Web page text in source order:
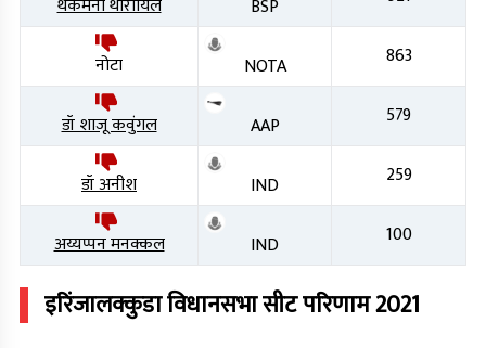
थैंकमनी थारायिल BSP
नोटा NOTA 863
डॉ शाजू कवुंगल AAP 579
डॉ अनीश IND 259
अय्यप्पन मनक्कल IND 100
इरिंजालक्कुडाविधानसभा सीट परिणाम2021